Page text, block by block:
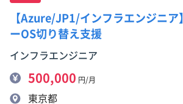
【Azure/JP1/インフラエンジニア
ーOS切り替え支援
インフラエンジニア
500,000 円/月
東京都